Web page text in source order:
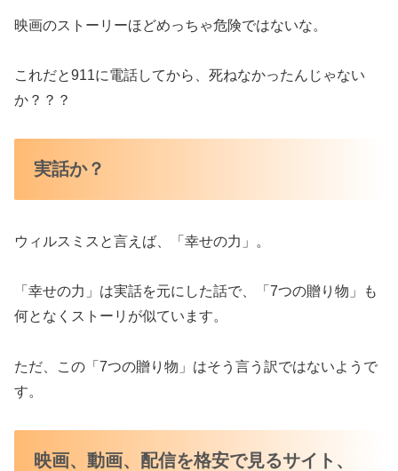
映画のストーリーほどめっちゃ危険ではないな。
これだと911に電話してから、死ねなかったんじゃない
か？？？
実話か？
ウィルスミスと言えば、「幸せの力」。
「幸せの力」は実話を元にした話で、「7つの贈り物」も
何となくストーリが似ています。
ただ、この「7つの贈り物」はそう言う訳ではないようで
す。
映画、動画、配信を格安で見るサイト、